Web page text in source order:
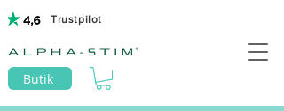
Butik
Trustpilot